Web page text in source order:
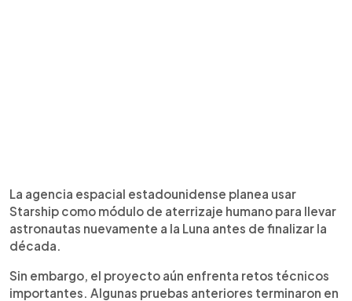
La agencia espacial estadounidense planea usar
Starship como módulo de aterrizaje humano para llevar
astronautas nuevamente a la Luna antes de finalizar la
década.
Sin embargo, el proyecto aún enfrenta retos técnicos
importantes. Algunas pruebas anteriores terminaron en